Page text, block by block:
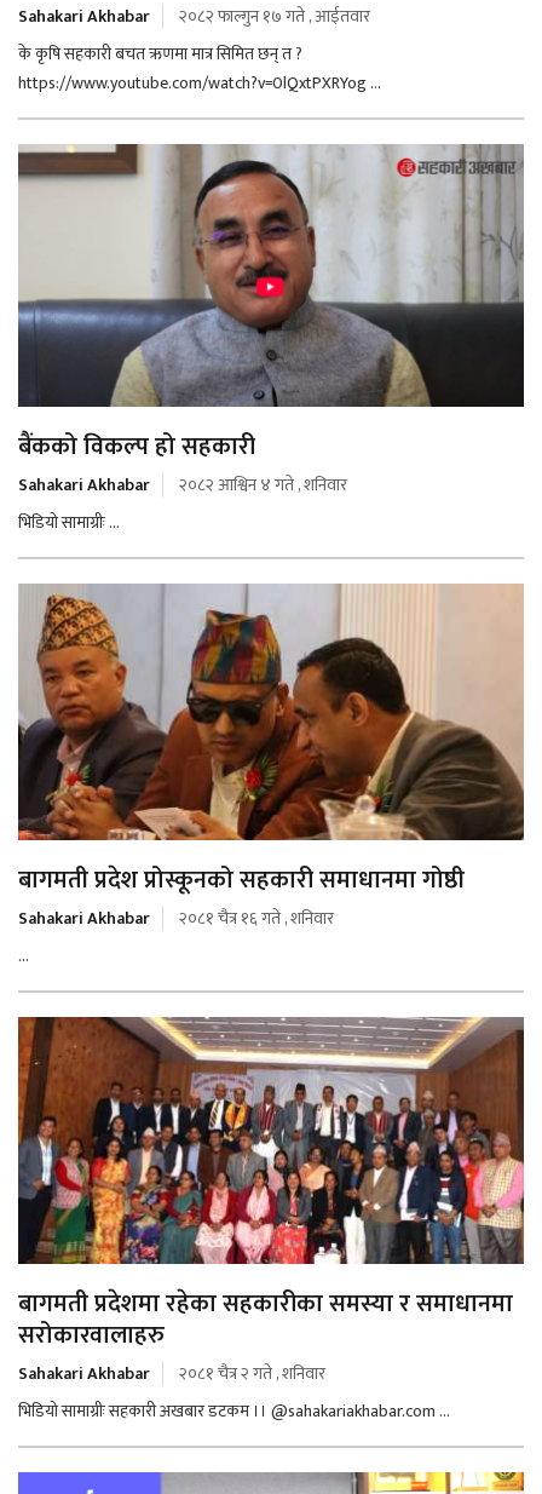
Sahakari Akhabar
२०८२ फाल्गुन १७ गते , आईतवार
के कृषि सहकारी बचत ऋणमा मात्र सिमित छन् त ?
https://www.youtube.com/watch?v=0lQxtPXRYog ...
बैंकको विकल्प हो सहकारी
Sahakari Akhabar
२०८२ आश्विन ४ गते , शनिवार
भिडियो सामाग्रीः ...
बागमती प्रदेश प्रोस्कूनको सहकारी समाधानमा गोष्ठी
Sahakari Akhabar
२०८१ चैत्र १६ गते , शनिवार
...
बागमती प्रदेशमा रहेका सहकारीका समस्या र समाधानमा
सरोकारवालाहरु
Sahakari Akhabar
२०८१ चैत्र २ गते , शनिवार
भिडियो सामाग्रीः सहकारी अखबार डटकम ।। @sahakariakhabar.com ...